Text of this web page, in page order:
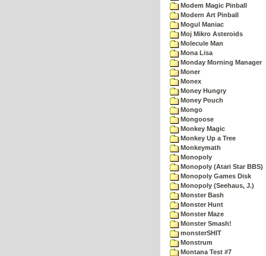
Modem Magic Pinball
Modern Art Pinball
Mogul Maniac
Moj Mikro Asteroids
Molecule Man
Mona Lisa
Monday Morning Manager
Moner
Monex
Money Hungry
Money Pouch
Mongo
Mongoose
Monkey Magic
Monkey Up a Tree
Monkeymath
Monopoly
Monopoly (Atari Star BBS)
Monopoly Games Disk
Monopoly (Seehaus, J.)
Monster Bash
Monster Hunt
Monster Maze
Monster Smash!
monsterSHIT
Monstrum
Montana Test #7